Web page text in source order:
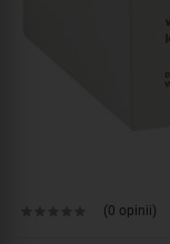
(0 opinii)